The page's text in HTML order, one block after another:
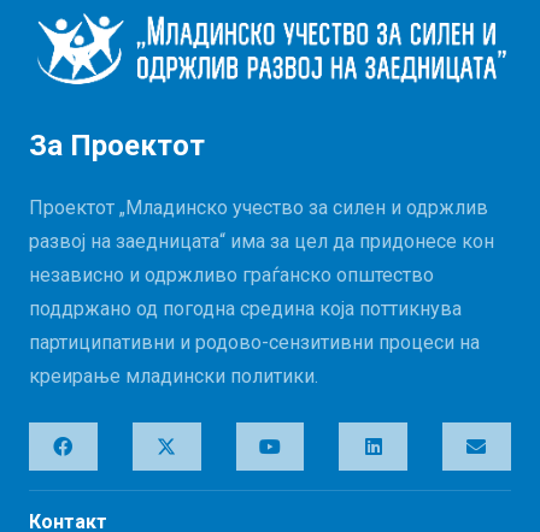
За Проектот
Проектот „Младинско учество за силен и одржлив
развој на заедницата“ има за цел да придонесе кон
независно и одржливо граѓанско општество
поддржано од погодна средина која поттикнува
партиципативни и родово-сензитивни процеси на
креирање младински политики.
Контакт